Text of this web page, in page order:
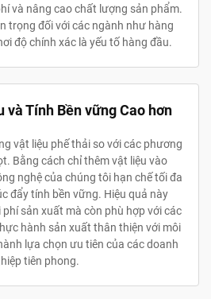
và nâng cao chất lượng sản phẩm.
trọng đối với các ngành như hàng
độ chính xác là yếu tố hàng đầu.
và Tính Bền vững Cao hơn
vật liệu phế thải so với các phương
Bằng cách chỉ thêm vật liệu vào
nghệ của chúng tôi hạn chế tối đa
đẩy tính bền vững. Hiệu quả này
sản xuất mà còn phù hợp với các
hành sản xuất thân thiện với môi
lựa chọn ưu tiên của các doanh
tiên phong.